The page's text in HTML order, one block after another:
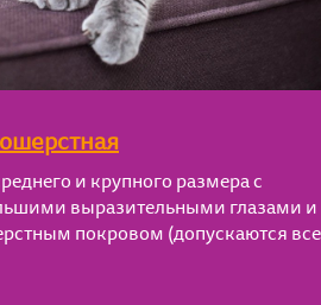
и крупного размера с
выразительными глазами и
покровом (допускаются все